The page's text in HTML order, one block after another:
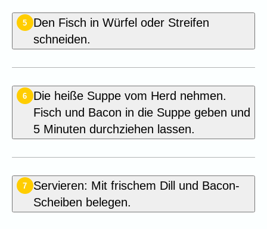
5
Den Fisch in Würfel oder Streifen
schneiden.
6
Die heiße Suppe vom Herd nehmen.
Fisch und Bacon in die Suppe geben und
5 Minuten durchziehen lassen.
7
Servieren: Mit frischem Dill und Bacon-
Scheiben belegen.